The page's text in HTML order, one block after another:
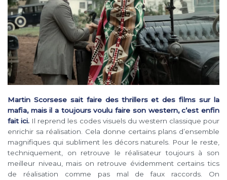
Martin Scorsese sait faire des thrillers et des films sur la
mafia, mais il a toujours voulu faire son western, c’est enfin
fait ici. Il reprend les codes visuels du western classique pour
enrichir sa réalisation. Cela donne certains plans d’ensemble
magnifiques qui subliment les décors naturels. Pour le reste,
techniquement, on retrouve le réalisateur toujours à son
meilleur niveau, mais on retrouve évidemment certains tics
de réalisation comme pas mal de faux raccords. On